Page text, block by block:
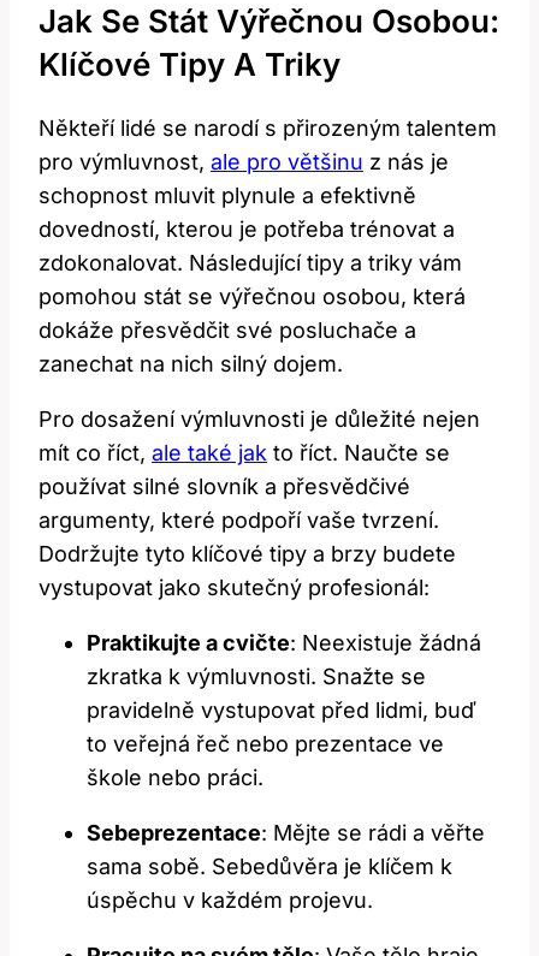
Jak Se Stát Výřečnou Osobou:
Klíčové Tipy A Triky
Někteří lidé se narodí s přirozeným talentem
pro výmluvnost, ale pro většinu z nás je
schopnost mluvit plynule a efektivně
dovedností, kterou je potřeba trénovat a
zdokonalovat. Následující tipy a triky vám
pomohou stát se výřečnou osobou, která
dokáže přesvědčit své posluchače a
zanechat na nich silný dojem.
Pro dosažení výmluvnosti je důležité nejen
mít co říct, ale také jak to říct. Naučte se
používat silné slovník a přesvědčivé
argumenty, které podpoří vaše tvrzení.
Dodržujte tyto klíčové tipy a brzy budete
vystupovat jako skutečný profesionál:
Praktikujte a cvičte: Neexistuje žádná
zkratka k výmluvnosti. Snažte se
pravidelně vystupovat před lidmi, buď
to veřejná řeč nebo prezentace ve
škole nebo práci.
Sebeprezentace: Mějte se rádi a věřte
sama sobě. Sebedůvěra je klíčem k
úspěchu v každém projevu.